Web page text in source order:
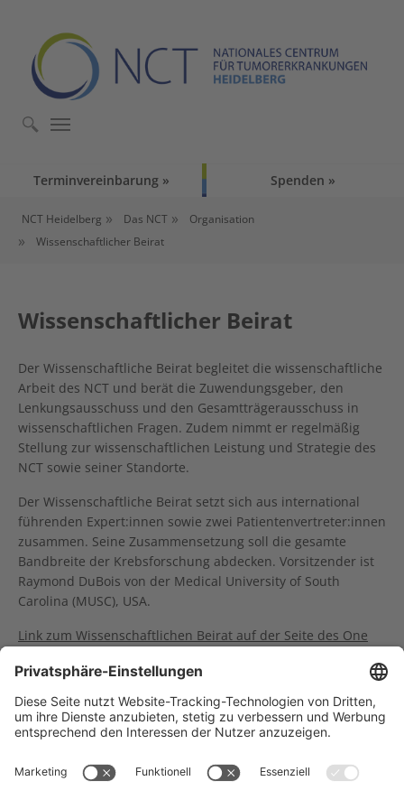
Terminvereinbarung Spenden
NCT Heidelberg Das NCT
Organisation
Wissenschaftlicher Beirat
Wissenschaftlicher Beirat
Der Wissenschaftliche Beirat begleitet die wissenschaftliche
Arbeit des NCT und berät die Zuwendungsgeber, den
Lenkungsausschuss und den Gesamtträgerausschuss in
wissenschaftlichen Fragen. Zudem nimmt er regelmäßig
Stellung zur wissenschaftlichen Leistung und Strategie des
NCT sowie seiner Standorte.
Der Wissenschaftliche Beirat setzt sich aus international
führenden Expert:innen sowie zwei Patientenvertreter:innen
zusammen. Seine Zusammensetzung soll die gesamte
Bandbreite der Krebsforschung abdecken. Vorsitzender ist
Raymond DuBois von der Medical University of South
Carolina (MUSC), USA.
Link zum Wissenschaftlichen Beirat auf der Seite des One